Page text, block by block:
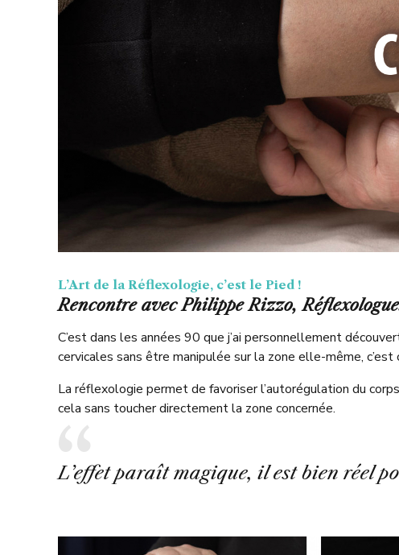
L’Art de la Réflexologie, c’est le Pied !
Rencontre avec Philippe Rizzo,
C’est dans les années 90 que j’ai personnellement
cervicales sans être manipulée sur la zone elle-même,
La réflexologie permet de favoriser l’autorégulation du
cela sans toucher directement la zone concernée.
L’effet paraît magique, il est bien réel